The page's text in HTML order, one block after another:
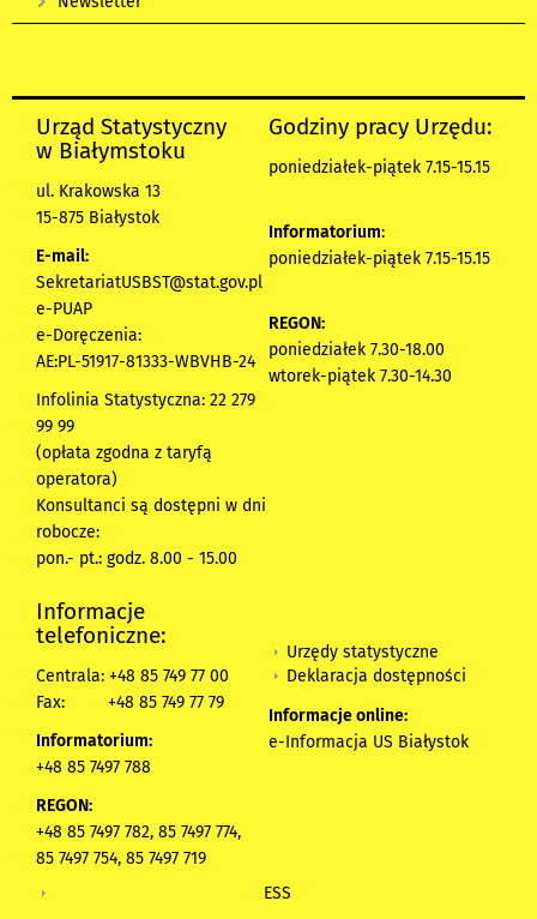
Urząd Statystyczny
w Białymstoku
ul. Krakowska 13
15-875 Białystok
E-mail:
SekretariatUSBST@stat.gov.pl
e-PUAP
e-Doręczenia:
AE:PL-51917-81333-WBVHB-24
Infolinia Statystyczna: 22 279
99 99
(opłata zgodna z taryfą
operatora)
Konsultanci są dostępni w dni
robocze:
pon.- pt.: godz. 8.00 - 15.00
Godziny pracy Urzędu:
poniedziałek-piątek 7.15-15.15
Informatorium:
poniedziałek-piątek 7.15-15.15
REGON:
poniedziałek 7.30-18.00
wtorek-piątek 7.30-14.30
Informacje
telefoniczne:
Centrala: +48 85 749 77 00
Fax:
+48 85 749 77 79
Informatorium:
+48 85 7497 788
REGON:
+48 85 7497 782, 85 7497 774,
85 7497 754, 85 7497 719
Urzędy statystyczne
Deklaracja dostępności
Informacje online:
e-Informacja US Białystok
ESS